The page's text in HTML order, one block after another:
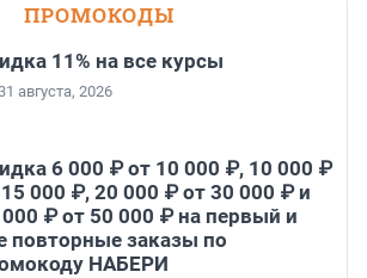
ПРОМОКОДЫ
11% на все курсы
августа, 2026
6 000 ₽ от 10 000 ₽, 10 000 ₽
000 ₽, 20 000 ₽ от 30 000 ₽ и
₽ от 50 000 ₽ на первый и
повторные заказы по
НАБЕРИ